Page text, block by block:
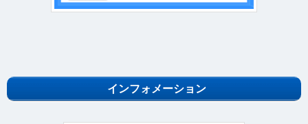
インフォメーション